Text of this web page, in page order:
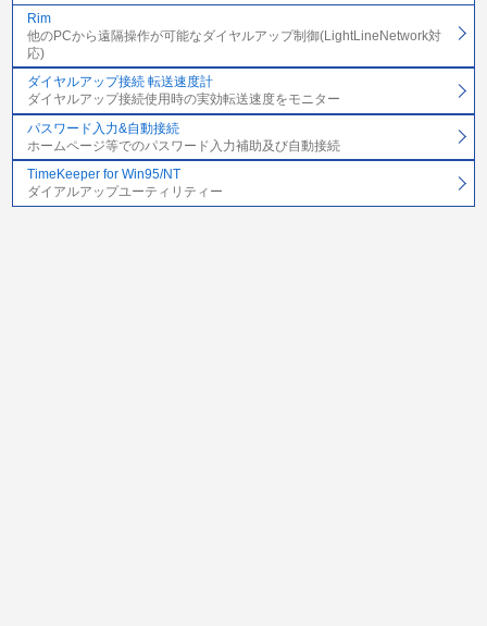
Rim
他のPCから遠隔操作が可能なダイヤルアップ制御(LightLineNetwork対
応)
ダイヤルアップ接続 転送速度計
ダイヤルアップ接続使用時の実効転送速度をモニター
パスワード入力&自動接続
ホームページ等でのパスワード入力補助及び自動接続
TimeKeeper for Win95/NT
ダイアルアップユーティリティー